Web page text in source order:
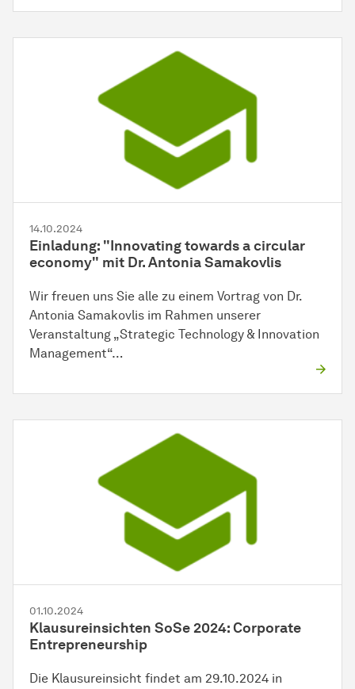
14.10.2024
Einladung: "Innovating towards a circular
economy" mit Dr. Antonia Samakovlis
Wir freuen uns Sie alle zu einem Vortrag von Dr.
Antonia Samakovlis im Rahmen unserer
Veranstaltung „Strategic Technology & Innovation
Management“…
01.10.2024
Klausureinsichten SoSe 2024: Corporate
Entrepreneurship
Die Klausureinsicht findet am 29.10.2024 in